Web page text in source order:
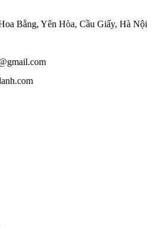
Bằng, Yên Hòa, Cầu Giấy, Hà Nội